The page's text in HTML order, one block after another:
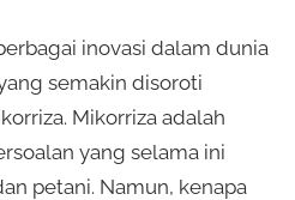
inovasi dalam dunia
semakin disoroti
Mikorriza adalah
yang selama ini
petani. Namun, kenapa